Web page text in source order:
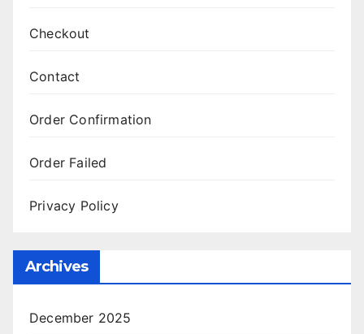
Checkout
Contact
Order Confirmation
Order Failed
Privacy Policy
Archives
December 2025